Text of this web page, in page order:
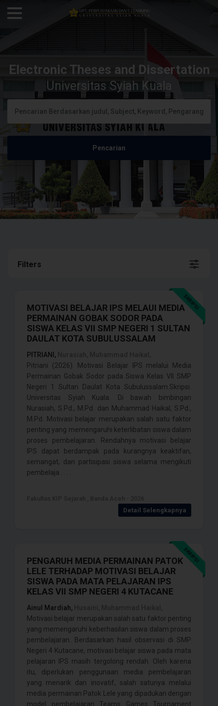
Electronic Theses and Dissertation
Universitas Syiah Kuala
Filters
SKRIPSI
MOTIVASI BELAJAR IPS MELAUI MEDIA
PERMAINAN GOBAK SODOR PADA
SISWA KELAS VII SMP NEGERI 1 SULTAN
DAULAT KOTA SUBULUSSALAM
PITRIANI,
Pitriani (2026). Motivasi Belajar IPS melalui Media
Permainan Gobak Sodor pada Siswa Kelas VII SMP
Negeri 1 Sultan Daulat Kota Subulussalam.Skripsi.
Universitas Syiah Kuala. Di bawah bimbingan
Nurasiah, S.Pd., M.Pd. dan Muhammad Haikal, S.Pd.,
M.Pd. Motivasi belajar merupakan salah satu faktor
penting yang memengaruhi keterlibatan siswa dalam
proses pembelajaran. Rendahnya motivasi belajar
IPS dapat berdampak pada kurangnya keaktifan,
semangat, dan partisipasi siswa selama mengikuti
pembelaja . . . .
Detail Selengkapnya
SKRIPSI
PENGARUH MEDIA PERMAINAN PATOK
LELE TERHADAP MOTIVASI BELAJAR
SISWA PADA MATA PELAJARAN IPS
KELAS VII SMP NEGERI 4 KUTACANE
Ainul Mardiah,
Motivasi belajar merupakan salah satu faktor penting
yang memengaruhi keberhasilan siswa dalam proses
pembelajaran. Berdasarkan hasil observasi di SMP
Negeri 4 Kutacane, motivasi belajar siswa pada mata
pelajaran IPS masih tergolong rendah. Oleh karena
itu, diperlukan penggunaan media pembelajaran
yang menarik dan inovatif, salah satunya melalui
media permainan Patok Lele yang dipadukan dengan
model pembelajaran Teams Games Tournament